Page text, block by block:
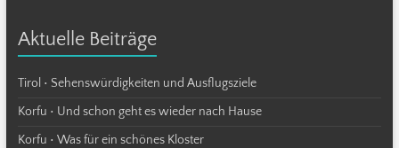
Aktuelle Beiträge
Tirol • Sehenswürdigkeiten und Ausflugsziele
Korfu • Und schon geht es wieder nach Hause
Korfu • Was für ein schönes Kloster